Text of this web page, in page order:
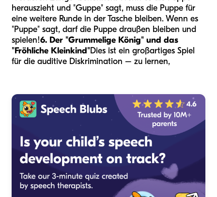
herauszieht und "Guppe" sagt, muss die Puppe für
eine weitere Runde in der Tasche bleiben. Wenn es
"Puppe" sagt, darf die Puppe draußen bleiben und
spielen!6. Der "Grummelige König" und das
"Fröhliche Kleinkind"Dies ist ein großartiges Spiel
für die auditive Diskrimination – zu lernen,